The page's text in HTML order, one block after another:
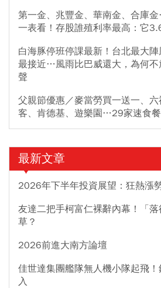
第一金、兆豐金、華南金、合庫
一表看！存股誰殖利率最高：它
白海豚停班停課最新！台北最大
最接近…風雨比巴威還大，為何不
聲
父親節優惠／麥當勞買一送一、
客、肯德基、遊樂園…29家速食
最新文章
2026年下半年投資展望：狂熱漲
友達二把手柯富仁裸辭內幕！「
草？
2026前進大南方論壇
佳世達集團艦隊無人機小隊起飛
入